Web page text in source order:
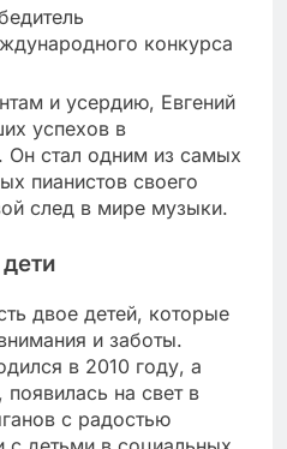
конкурса
и усердию, Евгений
успехов в
Он стал одним из самых
пианистов своего
след в мире музыки.
двое детей, которые
и заботы.
в 2010 году, а
на свет в
с радостью